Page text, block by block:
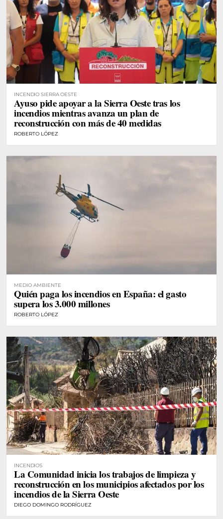
INCENDIO SIERRA OESTE
Ayuso pide apoyar a la Sierra Oeste tras los
incendios mientras avanza un plan de
reconstrucción con más de 40 medidas
ROBERTO LÓPEZ
MEDIO AMBIENTE
Quién paga los incendios en España: el gasto
supera los 3.000 millones
ROBERTO LÓPEZ
INCENDIOS
La Comunidad inicia los trabajos de limpieza y
reconstrucción en los municipios afectados por los
incendios de la Sierra Oeste
DIEGO DOMINGO RODRÍGUEZ